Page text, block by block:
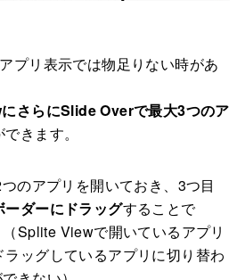
プリ表示では物足りない時があ
さらにSlide Overで最大3つのア
きます。
のアプリを開いておき、3つ目
ーダーにドラッグすることで
Splite Viewで開いているアプリ
ッグしているアプリに切り替わ